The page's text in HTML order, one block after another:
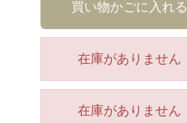
買い物かごに入れる
在庫がありません
在庫がありません